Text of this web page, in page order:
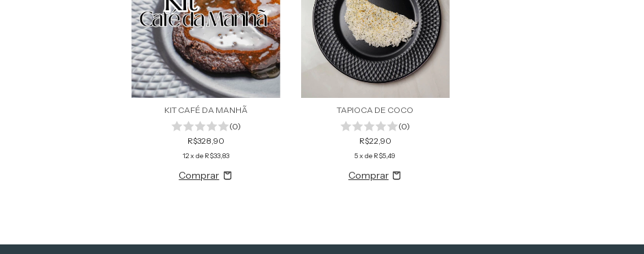
KIT CAFÉ DA MANHÃ
(0)
R$328,90
12x de R$33,83
TAPIOCA DE COCO
(0)
R$22,90
5x de R$5,49